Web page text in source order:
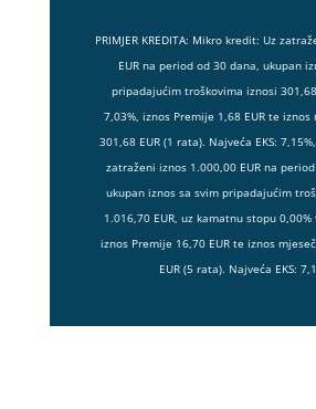
PRIMJER KREDITA: Mikro kredit: Uz
EUR na period od 30 dana, ukupan
pripadajućim troškovima iznosi 301,68
7,03%, iznos Premije 1,68 EUR te
301,68 EUR (1 rata). Najveća EKS:
zatraženi iznos 1.000,00 EUR na
ukupan iznos sa svim pripadajućim
1.016,70 EUR, uz kamatnu stopu 0,00%
iznos Premije 16,70 EUR te iznos
EUR (5 rata). Najveća EKS: